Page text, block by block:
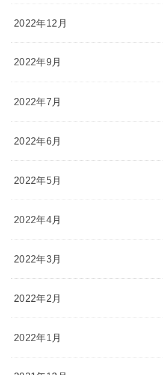
2022年12月
2022年9月
2022年7月
2022年6月
2022年5月
2022年4月
2022年3月
2022年2月
2022年1月